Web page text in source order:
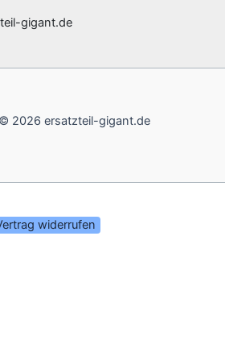
gigant.de
2026 ersatzteil-gigant.de
widerrufen